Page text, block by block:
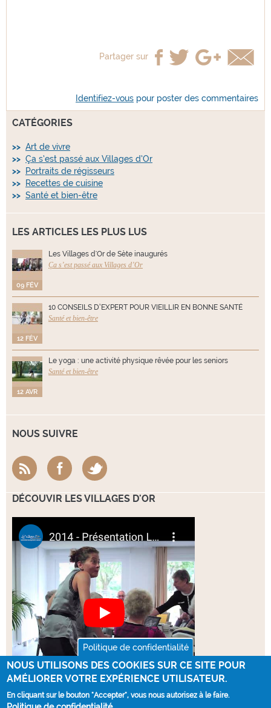
Partager sur
Identifiez-vous pour poster des commentaires
CATÉGORIES
Art de vivre
Ça s’est passé aux Villages d’Or
Portraits de régisseurs
Recettes de cuisine
Santé et bien-être
LES ARTICLES LES PLUS LUS
09 FÉV
Les Villages d'Or de Sète inaugurés
Ça s’est passé aux Villages d’Or
12 FÉV
10 CONSEILS D’EXPERT POUR VIEILLIR EN BONNE SANTÉ
Santé et bien-être
12 AVR
Le yoga : une activité physique rêvée pour les seniors
Santé et bien-être
NOUS SUIVRE
DÉCOUVIR LES VILLAGES D'OR
Politique de confidentialité
NOUS UTILISONS DES COOKIES SUR CE SITE POUR
AMÉLIORER VOTRE EXPÉRIENCE UTILISATEUR.
En cliquant sur le bouton "Accepter", vous nous autorisez à le faire.